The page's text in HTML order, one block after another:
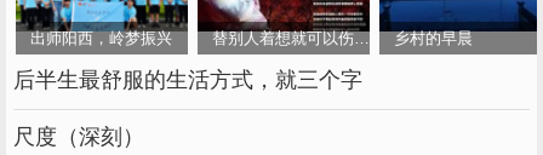
王，后无来者的儿子，令先帝罪恶昭然若揭，唤
醒麻木不仁的朝臣与天下人。这样，大周才真正
有了希望。” “您那么相信他，他却说不能相信自
己。他想对得起您，可三年五年，人心易变，坐
出师阳西，岭梦振兴 替别人着想就可以伤害别人吗乡村的早晨
后半生最舒服的生活方式，就三个字
尺度（深刻）